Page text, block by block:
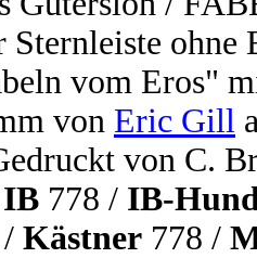
Sternleiste
vom Eros"
von Eric Gill
von C.
IB 778 / IB-
/ Kästner 778 /